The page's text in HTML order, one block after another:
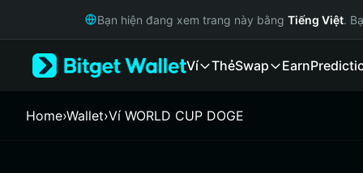
Русский
Italiano
Bạn hiện đang xem trang này bằng Tiếng Việt.
Ví ThẻSwap Earn
Home›Wallet›‌Ví WORLD CUP DOGE